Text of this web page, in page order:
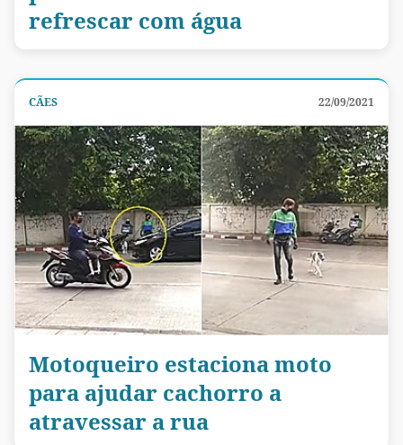
refrescar com água
CÃES 22/09/2021
Motoqueiro estaciona moto
para ajudar cachorro a
atravessar a rua